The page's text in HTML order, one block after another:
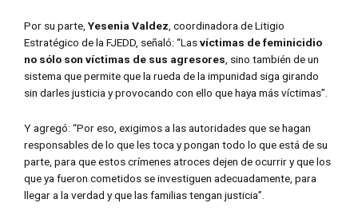
Por su parte, Yesenia Valdez , coordinadora de Litigio
Estratégico de la FJEDD, señaló: “Lasvíctimas de feminicidio
no sólo son víctimas de sus agresores , sino también de un
sistema que permite que la rueda de la impunidad siga girando
sin darles justicia y provocando con ello que haya más víctimas”.
Y agregó: “Por eso, exigimos a las autoridades que se hagan
responsables de lo que les toca y pongan todo lo que está de su
parte, para que estos crímenes atroces dejen de ocurrir y que los
que ya fueron cometidos se investiguen adecuadamente, para
llegar a la verdad y que las familias tengan justicia”.